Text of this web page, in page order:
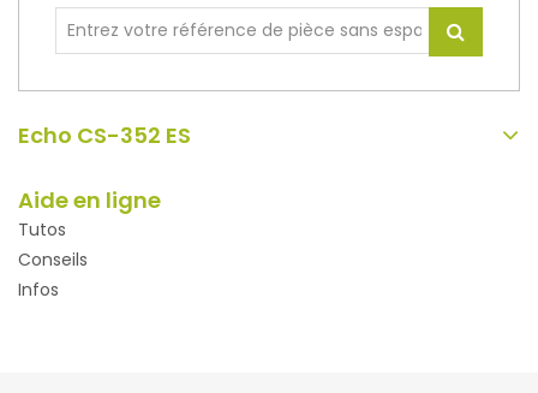
Echo CS-352 ES
Aide en ligne
Tutos
Conseils
Infos